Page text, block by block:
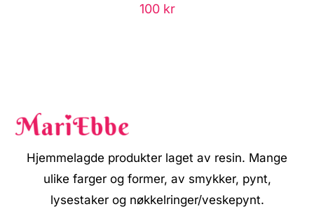
100 kr
Hjemmelagde produkter laget av resin. Mange
ulike farger og former, av smykker, pynt,
lysestaker og nøkkelringer/veskepynt.